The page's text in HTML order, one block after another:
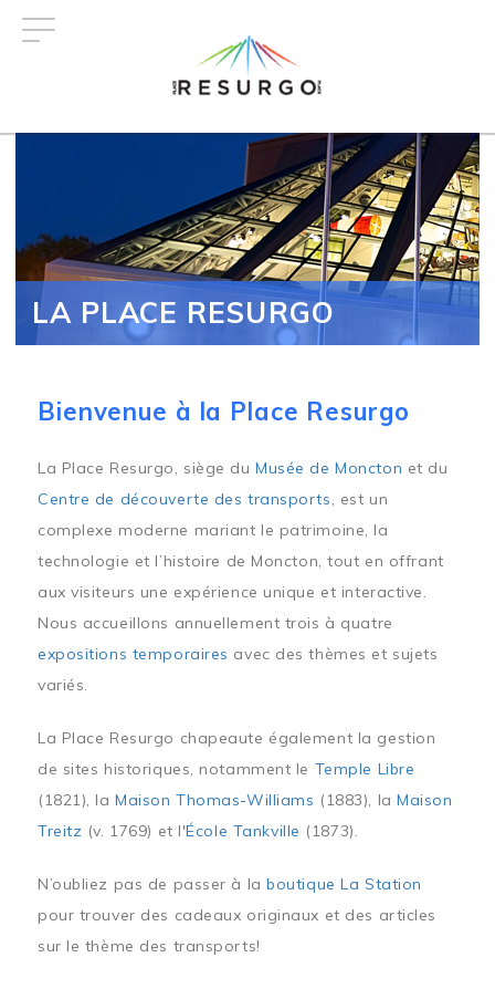
LA PLACE RESURGO
Bienvenue à la Place Resurgo
La Place Resurgo, siège duMusée de Moncton et du
Centre de découverte des transports, est un
complexe moderne mariant le patrimoine, la
technologie et l’histoire de Moncton, tout en offrant
aux visiteurs une expérience unique et interactive.
Nous accueillons annuellement trois à quatre
expositions temporaires avec des thèmes et sujets
variés.
La Place Resurgo chapeaute également la gestion
de sites historiques, notamment le Temple Libre
(1821), laMaison Thomas-Williams (1883), laMaison
Treitz (v. 1769) et l'École Tankville (1873).
N’oubliez pas de passer à laboutique La Station
pour trouver des cadeaux originaux et des articles
sur le thème des transports!